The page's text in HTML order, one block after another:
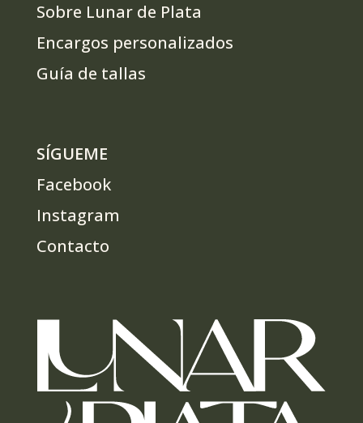
Sobre Lunar de Plata
Encargos personalizados
Guía de tallas
SÍGUEME
Facebook
Instagram
Contacto